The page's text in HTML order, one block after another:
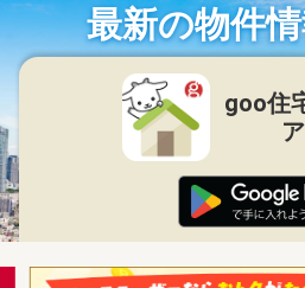
最新の物件
goo住